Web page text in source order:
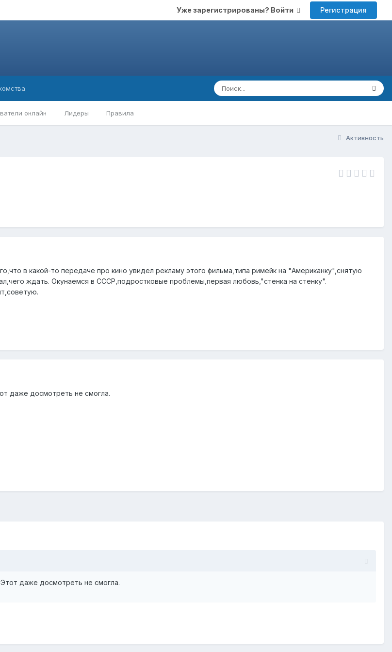
Уже зарегистрированы? Войти Регистрация
онлайн Лидеры Правила
Активность
в какой-то передаче про кино увидел рекламу этого фильма,типа римейк на "Американку",снятую
ждать. Окунаемся в СССР,подростковые проблемы,первая любовь,"стенка на стенку".
даже досмотреть не смогла.
даже досмотреть не смогла.